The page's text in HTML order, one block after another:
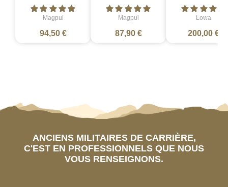
Magpul
94,50 €
Magpul
87,90 €
Lowa
200,00 €
ANCIENS MILITAIRES DE CARRIÈRE,
C'EST EN PROFESSIONNELS QUE NOUS
VOUS RENSEIGNONS.